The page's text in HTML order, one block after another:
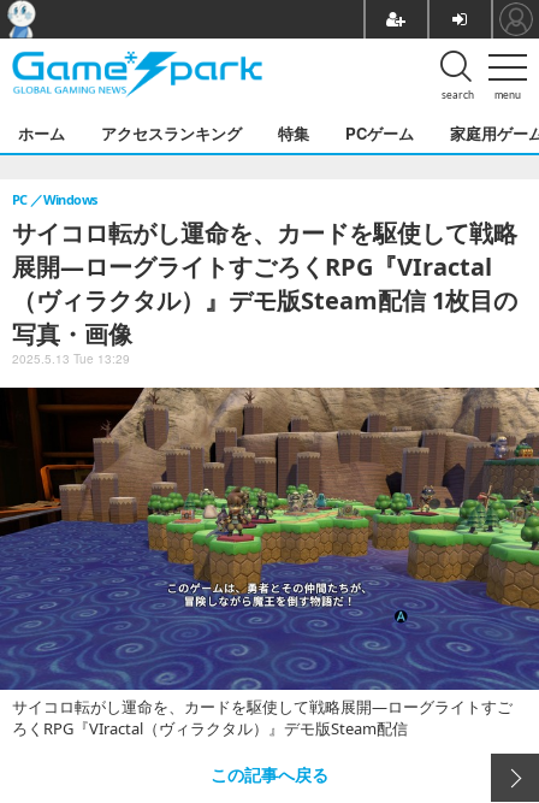
menu
search
ホーム アクセスランキング 特集 PCゲーム 家庭用ゲー
サイコロ転がし運命を、カードを駆使して戦略
展開―ローグライトすごろくRPG『VIractal
（ヴィラクタル）』デモ版Steam配信 1枚目の
写真・画像
PC Windows
2025.5.13 Tue 13:29
サイコロ転がし運命を、カードを駆使して戦略展開―ローグライトすご
ろくRPG『VIractal（ヴィラクタル）』デモ版Steam配信
この記事へ戻る